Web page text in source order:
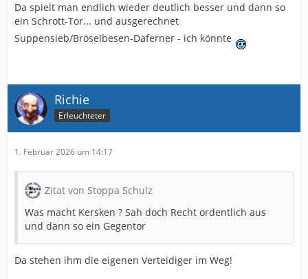
Da spielt man endlich wieder deutlich besser und dann so
ein Schrott-Tor... und ausgerechnet
Suppensieb/Bröselbesen-Daferner - ich könnte
Richie
Erleuchteter
1. Februar 2026 um 14:17
Zitat von Stoppa Schulz
Was macht Kersken ? Sah doch Recht ordentlich aus
und dann so ein Gegentor
Da stehen ihm die eigenen Verteidiger im Weg!